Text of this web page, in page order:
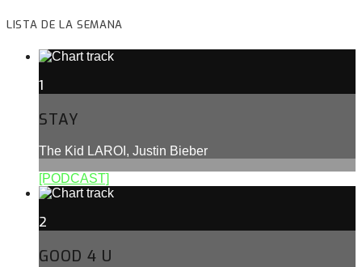
LISTA DE LA SEMANA
1
STAY
The Kid LAROI, Justin Bieber
[PODCAST]
2
GOOD 4 U